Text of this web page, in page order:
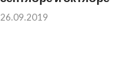
26.09.2019